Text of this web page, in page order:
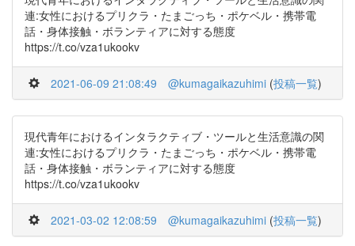
連:女性におけるプリクラ・たまごっち・ポケベル・携帯電
話・身体接触・ボランティアに対する態度
https://t.co/vza1ukookv
2021-06-09 21:08:49 @kumagaikazuhimi (投稿一覧)
現代青年におけるインタラクティブ・ツールと生活意識の関
連:女性におけるプリクラ・たまごっち・ポケベル・携帯電
話・身体接触・ボランティアに対する態度
https://t.co/vza1ukookv
2021-03-02 12:08:59 @kumagaikazuhimi (投稿一覧)